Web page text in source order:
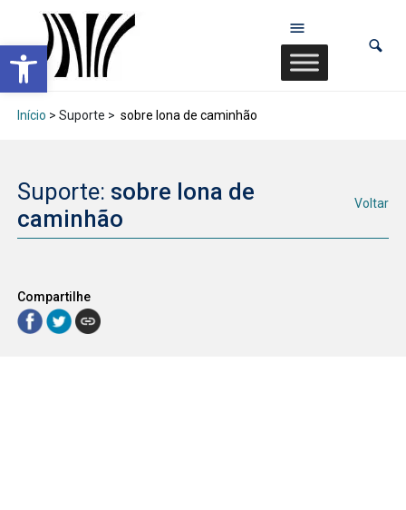
Abrir a barra de ferramentas
Início > Suporte > sobre lona de caminhão
Suporte: sobre lona de
caminhão
Voltar
Compartilhe